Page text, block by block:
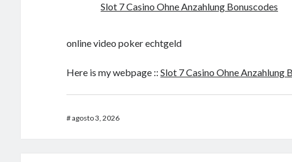
Slot 7 Casino Ohne Anzahlung Bonuscodes
online video poker echtgeld
Here is my webpage ::Slot 7 Casino Ohne Anzahlung
#agosto 3, 2026